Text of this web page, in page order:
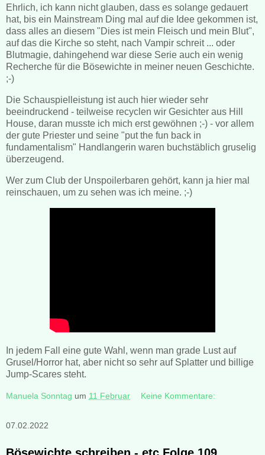
Ehrlich, ich kann nicht glauben, dass es solange gedauert
hat, bis ein Mainstream Ding mal auf die Idee gekommen ist,
dass alles an diesem "Dies ist mein Fleisch und mein Blut",
auf das die Kirche so steht, nach Vampir schreit ... oder
Blutmagie, dahingehend war diese Serie auch ein wenig
Recherche für die Bösewichte in meiner neuen Geschichte.
;-)
Die Schauspielleistung ist auch hier wieder sehr
beeindruckend - teilweise recyclen wir Gesichter aus Hill
House, daran musste ich mich erst gewöhnen ;-) - vor allem
der gute Priester und seine "put the fun back in
fundamentalism" Handlangerin waren buchstäblich gruselig
überzeugend.
Wer zum Club der Unspoilerbaren gehört, kann ja hier mal
reinschauen, um zu sehen was ich meine. ;-)
In jedem Fall eine gute Wahl, wenn man grade Lust auf
Grusel/Horror hat, aber nicht so sehr auf Splatter und billige
Jump-Scares steht.
Manuela Sonntag um 11 Februar Keine Kommentare:
07.02.2022